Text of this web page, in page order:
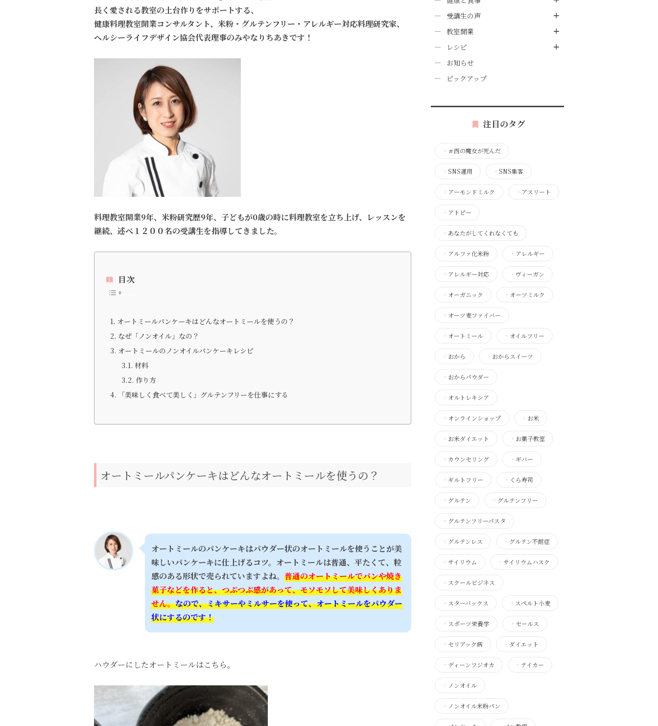
長く愛される教室の土台作りをサポートする、
健康料理教室開業コンサルタント、 米粉・グルテンフリー・アレルギー対応料理研究家、
ヘルシーライフデザイン協会代表理事のみやなりちあきです！
料理教室開業9年、米粉研究歴9年、子どもが0歳の時に料理教室を立ち上げ、レッスンを
継続、述べ１２００名の受講生を指導してきました。
目次
オートミールパンケーキはどんなオートミールを使うの？
なぜ「ノンオイル」なの？
オートミールのノンオイルパンケーキレシピ
材料
作り方
「美味しく食べて美しく」グルテンフリーを仕事にする
オートミールパンケーキはどんなオートミールを使うの？
オートミールのパンケーキはパウダー状のオートミールを使うことが美
味しいパンケーキに仕上げるコツ。オートミールは普通、平たくて、粒
感のある形状で売られていますよね。 普通のオートミールでパンや焼き
菓子などを作ると、つぶつぶ感があって、モソモソして美味しくありま
せん。なので、ミキサーやミルサーを使って、オートミールをパウダー
状にするのです！
ハウダーにしたオートミールはこちら。
受講生の声
教室開業
レシピ
お知らせ
ピックアップ
注目のタグ
・ ＃西の魔女が死んだ
・ SNS運用 ・ SNS集客
・ アーモンドミルク ・ アスリート
・ アトピー
・ あなたがしてくれなくても
・ アルファ化米粉 ・ アレルギー
・ アレルギー対応 ・ ヴィーガン
・ オーガニック ・ オーツミルク
・ オーツ麦ファイバー
・ オートミール ・ オイルフリー
・ おから ・ おからスイーツ
・ おからパウダー
・ オルトレキシア
・ オンラインショップ ・ お米
・ お米ダイエット ・ お菓子教室
・ カウンセリング ・ ギバー
・ ギルトフリー ・ くら寿司
・ グルテン ・ グルテンフリー
・ グルテンフリーパスタ
・ グルテンレス ・ グルテン不耐症
・ サイリウム ・ サイリウムハスク
・ スクールビジネス
・ スターバックス ・ スペルト小麦
・ スポーツ栄養学 ・ セールス
・ セリアック病 ・ ダイエット
・ ディーンフジオカ ・ テイカー
・ ノンオイル
・ ノンオイル米粉パン